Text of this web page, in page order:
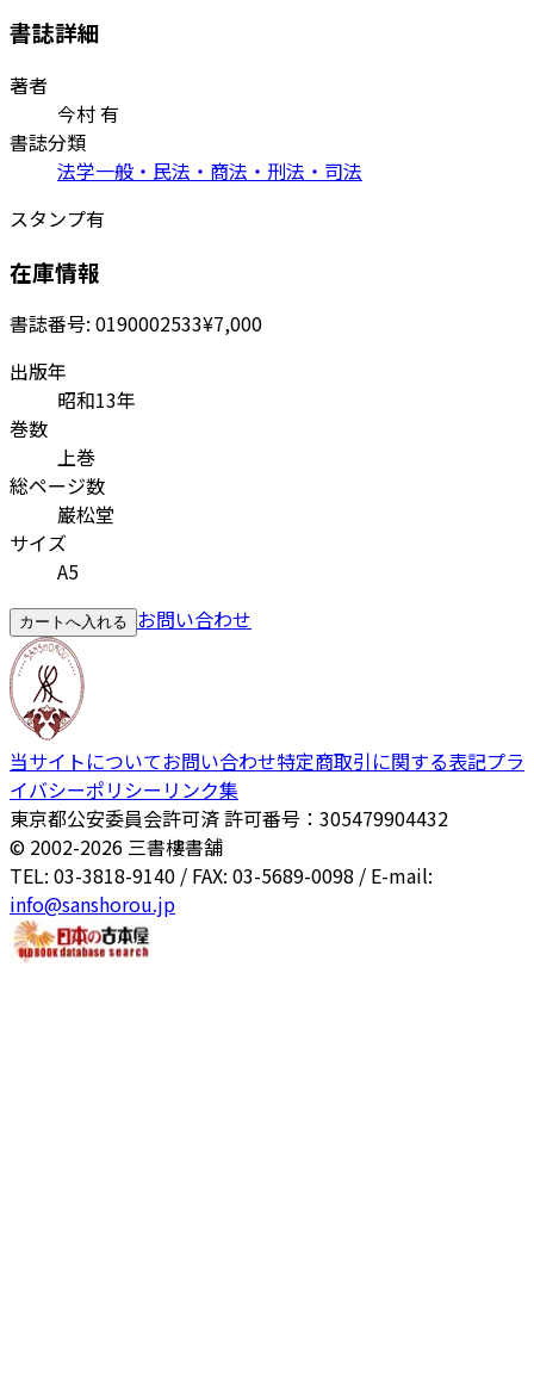
書誌詳細
著者
今村 有
書誌分類
法学一般・民法・商法・刑法・司法
スタンプ有
在庫情報
書誌番号: 0190002533¥7,000
出版年
昭和13年
巻数
上巻
総ページ数
巌松堂
サイズ
A5
カートへ入れる お問い合わせ
当サイトについてお問い合わせ特定商取引に関する表記プラ
イバシーポリシー リンク集
東京都公安委員会許可済 許可番号：305479904432
© 2002-2026 三書樓書舗
TEL: 03-3818-9140 / FAX: 03-5689-0098 / E-mail:
info@sanshorou.jp